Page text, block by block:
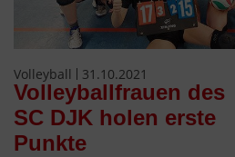
Volleyball 31.10.2021
Volleyballfrauen des
SC DJK holen erste
Punkte